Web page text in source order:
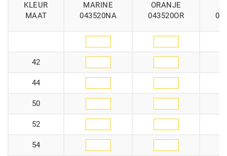
KLEUR
MAAT
MARINE
043520NA
ORANJE
043520OR
42
44
50
52
54